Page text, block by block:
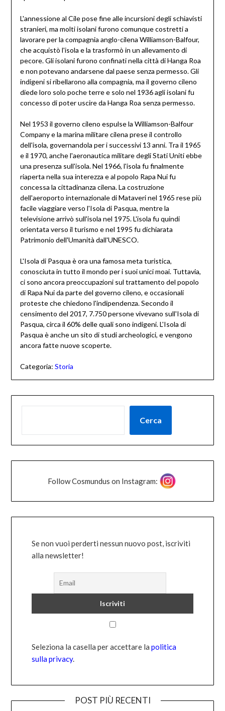
L'annessione al Cile pose fine alle incursioni degli schiavisti
stranieri, ma molti isolani furono comunque costretti a
lavorare per la compagnia anglo-cilena Williamson-Balfour,
che acquistò l'isola e la trasformò in un allevamento di
pecore. Gli isolani furono confinati nella città di Hanga Roa
e non potevano andarsene dal paese senza permesso. Gli
indigeni si ribellarono alla compagnia, ma il governo cileno
diede loro solo poche terre e solo nel 1936 agli isolani fu
concesso di poter uscire da Hanga Roa senza permesso.
Nel 1953 il governo cileno espulse la Williamson-Balfour
Company e la marina militare cilena prese il controllo
dell'isola, governandola per i successivi 13 anni. Tra il 1965
e il 1970, anche l'aeronautica militare degli Stati Uniti ebbe
una presenza sull'isola. Nel 1966, l'isola fu finalmente
riaperta nella sua interezza e al popolo Rapa Nui fu
concessa la cittadinanza cilena. La costruzione
dell'aeroporto internazionale di Mataveri nel 1965 rese più
facile viaggiare verso l'Isola di Pasqua, mentre la
televisione arrivò sull'isola nel 1975. L'isola fu quindi
orientata verso il turismo e nel 1995 fu dichiarata
Patrimonio dell'Umanità dall'UNESCO.
L'Isola di Pasqua è ora una famosa meta turistica,
conosciuta in tutto il mondo per i suoi unici moai. Tuttavia,
ci sono ancora preoccupazioni sul trattamento del popolo
di Rapa Nui da parte del governo cileno, e occasionali
proteste che chiedono l'indipendenza. Secondo il
censimento del 2017, 7.750 persone vivevano sull'Isola di
Pasqua, circa il 60% delle quali sono indigeni. L'Isola di
Pasqua è anche un sito di studi archeologici, e vengono
ancora fatte nuove scoperte.
Categoria: Storia
Cerca
Follow Cosmundus on Instagram:
Se non vuoi perderti nessun nuovo post, iscriviti
alla newsletter!
Seleziona la casella per accettare la politica
sulla privacy.
POST PIÙ RECENTI